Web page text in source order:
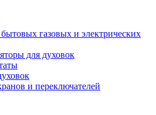
газовых и электрических
для духовок
и переключателей